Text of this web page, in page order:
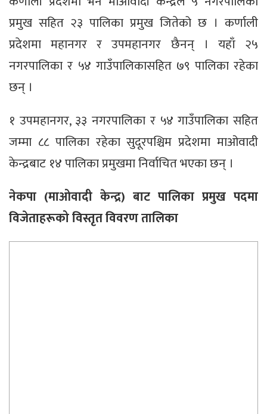
प्रमुख सहित २३ पालिका प्रमुख जितेको छ । कर्णाली
प्रदेशमा महानगर र उपमहानगर छैनन् । यहाँ २५
नगरपालिका र ५४ गाउँपालिकासहित ७९ पालिका रहेका
छन् ।
१ उपमहानगर, ३३ नगरपालिका र ५४ गाउँपालिका सहित
जम्मा ८८ पालिका रहेका सुदूरपश्चिम प्रदेशमा माओवादी
केन्द्रबाट १४ पालिका प्रमुखमा निर्वाचित भएका छन् ।
नेकपा (माओवादी केन्द्र) बाट पालिका प्रमुख पदमा
विजेताहरूको विस्तृत विवरण तालिका